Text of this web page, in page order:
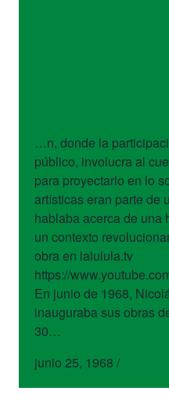
…n, donde la
público, involucra al
para proyectarlo en lo
artísticas eran parte de
hablaba acerca de una
un contexto
obra en lalulula.tv
https://
En junio de 1968,
inauguraba sus obras
30…
junio 25, 1968 /